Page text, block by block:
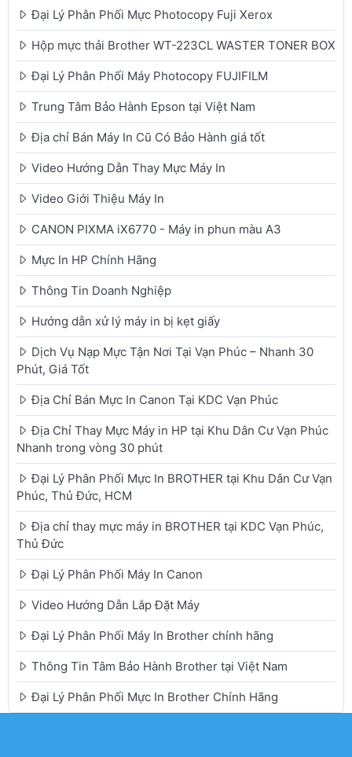
Đại Lý Phân Phối Mực Photocopy Fuji Xerox
Hộp mực thải Brother WT-223CL WASTER TONER BOX
Đại Lý Phân Phối Máy Photocopy FUJIFILM
Trung Tâm Bảo Hành Epson tại Việt Nam
Địa chỉ Bán Máy In Cũ Có Bảo Hành giá tốt
Video Hướng Dẫn Thay Mực Máy In
Video Giới Thiệu Máy In
CANON PIXMA iX6770 - Máy in phun màu A3
Mực In HP Chính Hãng
Thông Tin Doanh Nghiệp
Hướng dẫn xử lý máy in bị kẹt giấy
Dịch Vụ Nạp Mực Tận Nơi Tại Vạn Phúc – Nhanh 30
Phút, Giá Tốt
Địa Chỉ Bán Mực In Canon Tại KDC Vạn Phúc
Địa Chỉ Thay Mực Máy in HP tại Khu Dân Cư Vạn Phúc
Nhanh trong vòng 30 phút
Đại Lý Phân Phối Mực In BROTHER tại Khu Dân Cư Vạn
Phúc, Thủ Đức, HCM
Địa chỉ thay mực máy in BROTHER tại KDC Vạn Phúc,
Thủ Đức
Đại Lý Phân Phối Máy In Canon
Video Hướng Dẫn Lắp Đặt Máy
Đại Lý Phân Phối Máy In Brother chính hãng
Thông Tin Tâm Bảo Hành Brother tại Việt Nam
Đại Lý Phân Phối Mực In Brother Chính Hãng